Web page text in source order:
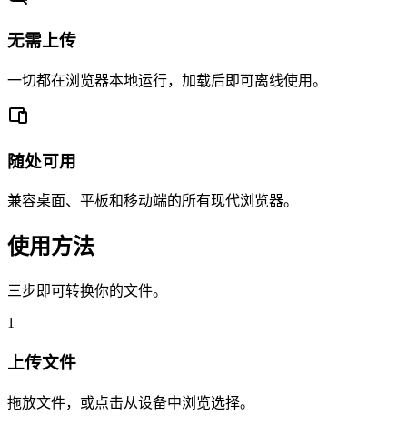
无需上传
一切都在浏览器本地运行，加载后即可离线使用。
随处可用
兼容桌面、平板和移动端的所有现代浏览器。
使用方法
三步即可转换你的文件。
1
上传文件
拖放文件，或点击从设备中浏览选择。